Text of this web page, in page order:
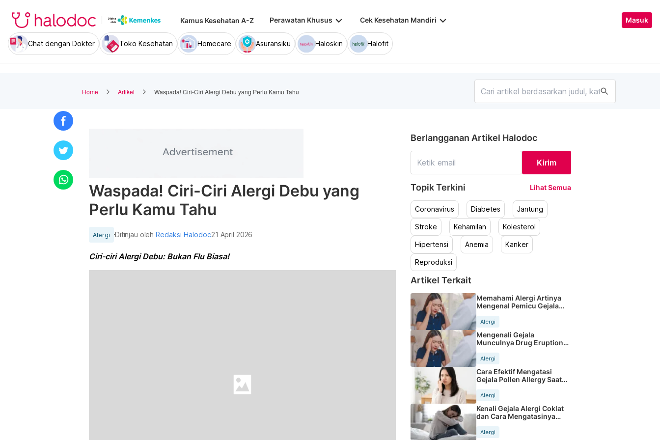
Kamus Kesehatan A-Z Perawatan Khusus keyboard_arrow_down Cek Kesehatan Mandiri keyboard_arrow_down Masuk
Chat dengan Dokter Toko Kesehatan Homecare Asuransiku Haloskin Halofit
Home Artikel Waspada! Ciri-Ciri Alergi Debu yang Perlu Kamu Tahu search
Waspada! Ciri-Ciri Alergi Debu yang
Perlu Kamu Tahu
Alergi Ditinjau olehRedaksi Halodoc21 April 2026
Ciri-ciri Alergi Debu: Bukan Flu Biasa!
Berlangganan Artikel Halodoc
Kirim
Topik Terkini Lihat Semua
Coronavirus Diabetes Jantung
Stroke Kehamilan Kolesterol
Hipertensi Anemia Kanker
Reproduksi
Artikel Terkait
Memahami Alergi Artinya
Mengenal Pemicu Gejala
Tubuh
Alergi
Mengenali Gejala
Munculnya Drug Eruption
Pada Kulit Anda
Alergi
Cara Efektif Mengatasi
Gejala Pollen Allergy Saat
Alergi
Kenali Gejala Alergi Coklat
dan Cara Mengatasinya
Alergi